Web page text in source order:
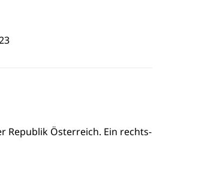
Republik Österreich. Ein rechts-